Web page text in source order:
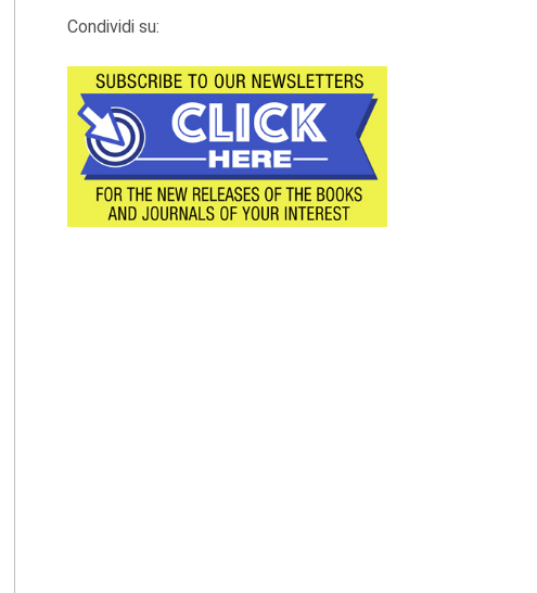
Condividi su: